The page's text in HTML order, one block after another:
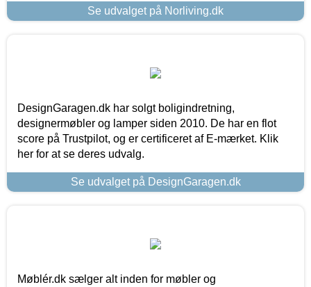
Se udvalget på Norliving.dk
DesignGaragen.dk har solgt boligindretning,
designermøbler og lamper siden 2010. De har en flot
score på Trustpilot, og er certificeret af E-mærket. Klik
her for at se deres udvalg.
Se udvalget på DesignGaragen.dk
Møblér.dk sælger alt inden for møbler og